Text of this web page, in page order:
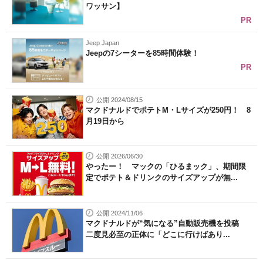
ワッサン】
PR
Jeep Japan
Jeepの7シーターを85時間体験！
PR
公開 2024/08/15
マクドナルドでポテトM・Lサイズが250円！ 8
月19日から
公開 2026/06/30
やったー！ マックの「ひるまック」、期間限
定でポテト＆ドリンクのサイズアップが無...
公開 2024/11/06
マクドナルドが“気になる”自動販売機を投稿
二度見必至の正体に「どこに行けばあり...